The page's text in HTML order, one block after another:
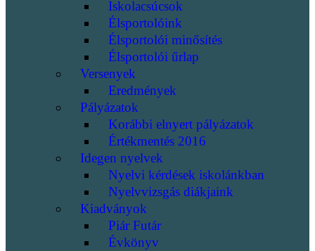
Iskolacsúcsok
Élsportolóink
Élsportolói minősítés
Élsportolói űrlap
Versenyek
Eredmények
Pályázatok
Korábbi elnyert pályázatok
Értékmentés 2016
Idegen nyelvek
Nyelvi kérdések iskolánkban
Nyelvvizsgás diákjaink
Kiadványok
Piár Futár
Évkönyv